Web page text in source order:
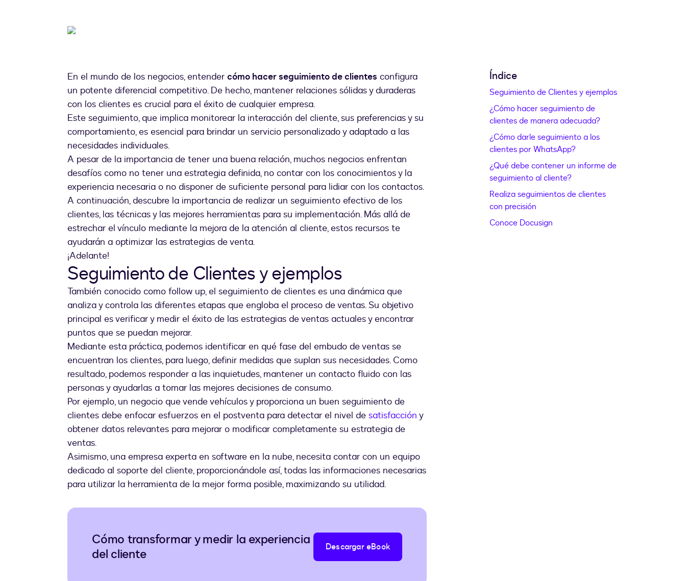
En el mundo de los negocios, entender cómo hacer seguimiento de clientes configura
un potente diferencial competitivo. De hecho, mantener relaciones sólidas y duraderas
con los clientes es crucial para el éxito de cualquier empresa.
Este seguimiento, que implica monitorear la interacción del cliente, sus preferencias y su
comportamiento, es esencial para brindar un servicio personalizado y adaptado a las
necesidades individuales.
A pesar de la importancia de tener una buena relación, muchos negocios enfrentan
desafíos como no tener una estrategia definida, no contar con los conocimientos y la
experiencia necesaria o no disponer de suficiente personal para lidiar con los contactos.
A continuación, descubre la importancia de realizar un seguimiento efectivo de los
clientes, las técnicas y las mejores herramientas para su implementación. Más allá de
estrechar el vínculo mediante la mejora de la atención al cliente, estos recursos te
ayudarán a optimizar las estrategias de venta.
¡Adelante!
Seguimiento de Clientes y ejemplos
También conocido como follow up, el seguimiento de clientes es una dinámica que
analiza y controla las diferentes etapas que engloba el proceso de ventas. Su objetivo
principal es verificar y medir el éxito de las estrategias de ventas actuales y encontrar
puntos que se puedan mejorar.
Mediante esta práctica, podemos identificar en qué fase del embudo de ventas se
encuentran los clientes, para luego, definir medidas que suplan sus necesidades. Como
resultado, podemos responder a las inquietudes, mantener un contacto fluido con las
personas y ayudarlas a tomar las mejores decisiones de consumo.
Por ejemplo, un negocio que vende vehículos y proporciona un buen seguimiento de
clientes debe enfocar esfuerzos en el postventa para detectar el nivel de satisfacción y
obtener datos relevantes para mejorar o modificar completamente su estrategia de
ventas.
Asimismo, una empresa experta en software en la nube, necesita contar con un equipo
dedicado al soporte del cliente, proporcionándole así, todas las informaciones necesarias
para utilizar la herramienta de la mejor forma posible, maximizando su utilidad.
Cómo transformar y medir la experiencia
del cliente
Descargar eBook
Índice
Seguimiento de Clientes y ejemplos
¿Cómo hacer seguimiento de
clientes de manera adecuada?
¿Cómo darle seguimiento a los
clientes por WhatsApp?
¿Qué debe contener un informe de
seguimiento al cliente?
Realiza seguimientos de clientes
con precisión
Conoce Docusign